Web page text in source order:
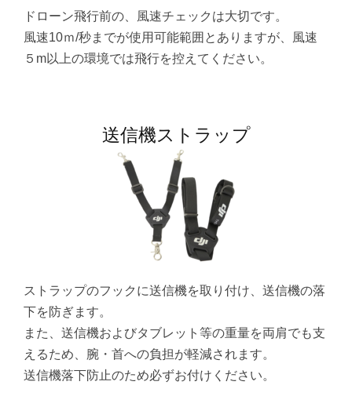
ドローン飛行前の、風速チェックは大切です。
風速10ｍ/秒までが使用可能範囲とありますが、風速
５m以上の環境では飛行を控えてください。
送信機ストラップ
ストラップのフックに送信機を取り付け、送信機の落
下を防ぎます。
また、送信機およびタブレット等の重量を両肩でも支
えるため、腕・首への負担が軽減されます。
送信機落下防止のため必ずお付けください。